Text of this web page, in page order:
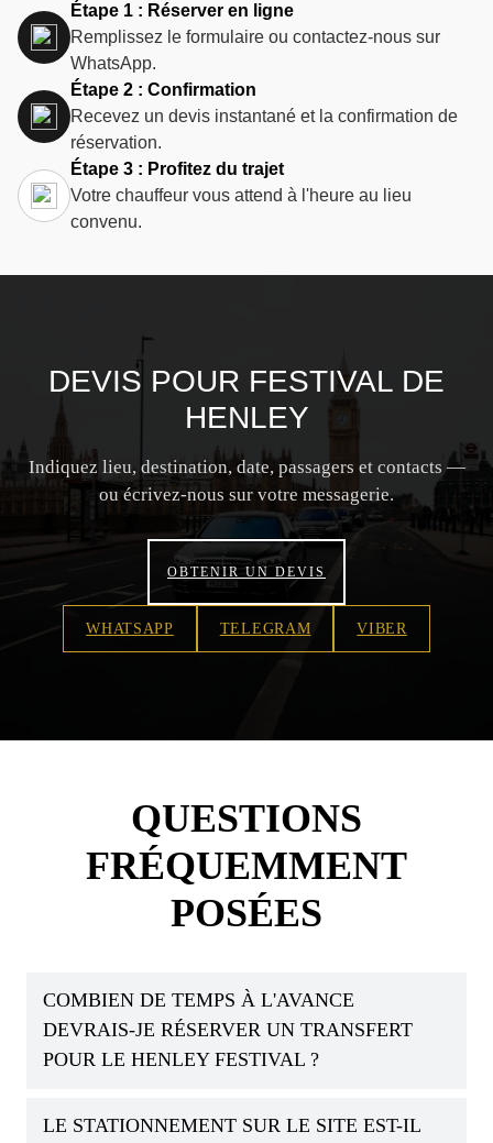
Étape 1 : Réserver en ligne
Remplissez le formulaire ou contactez-nous sur
WhatsApp.
Étape 2 : Confirmation
Recevez un devis instantané et la confirmation de
réservation.
Étape 3 : Profitez du trajet
Votre chauffeur vous attend à l'heure au lieu
convenu.
DEVIS POUR FESTIVAL DE
HENLEY
Indiquez lieu, destination, date, passagers et contacts —
ou écrivez-nous sur votre messagerie.
OBTENIR UN DEVIS
WHATSAPP TELEGRAM VIBER
QUESTIONS
FRÉQUEMMENT
POSÉES
COMBIEN DE TEMPS À L'AVANCE
DEVRAIS-JE RÉSERVER UN TRANSFERT
POUR LE HENLEY FESTIVAL ?
LE STATIONNEMENT SUR LE SITE EST-IL